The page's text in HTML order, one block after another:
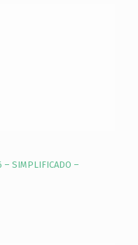
– SIMPLIFICADO –